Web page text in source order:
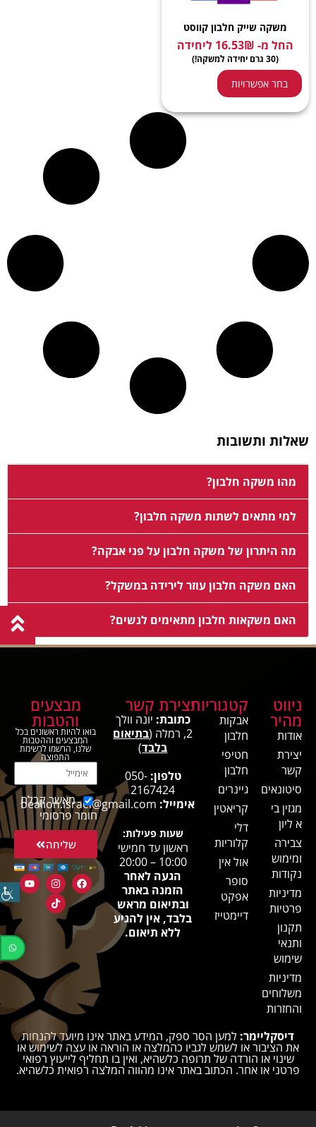
משקה שייק חלבון קווסט
החל מ- 16.53₪ ליחידה
(30 גרם יחידה למשקה!)
בחר אפשרויות
שאלות ותשובות
מהו משקה חלבון?
למי מתאים לשתות משקה חלבון?
מה היתרון של משקה חלבון על פני אבקה?
האם משקה חלבון עוזר לירידה במשקל?
האם משקאות חלבון מתאימים לנשים?
ניווט
מהיר
אודות
יצירת
קשר
סיטונאים
מגזין בי
א ליון
צבירה
ומימוש
נקודות
מדיניות
פרטיות
תקנון
ותנאי
שימוש
מדיניות
משלוחים
והחזרות
קטגוריות
אבקות
חלבון
חטיפי
חלבון
גיינרים
קריאטין
דלי
קלוריות
אול אין
סופר
אפקט
דיימטייז
יצירת קשר
כתובת: יונה וולך
2, רמלה (
בתיאום
בלבד)
טלפון: 050-
2167424
אימייל: bealion.israel@gmail.com
שעות פעילות:
ראשון עד חמישי
10:00 – 20:00
הגעה לאחר
הזמנה באתר
ובתיאום מראש
בלבד, אין להגיע
ללא תיאום.
מבצעים
והטבות
בואו להיות ראשונים בכל
המבצעים וההטבות
שלנו, הרשמו לרשימת
התפוצה
מאשר קבלת
חומר פרסומי
שליחה
דיסקליימר: למען הסר ספק, המידע באתר אינו מיועד להנחות
את הציבור או לשמש לגביו כהמלצה או הוראה או עצה לשימוש או
שינוי או הורדה של תרופה כלשהיא, ואין בו תחליף לייעוץ רפואי
פרטני או אחר. הכתוב באתר אינו מהווה המלצה רפואית כלשהיא.